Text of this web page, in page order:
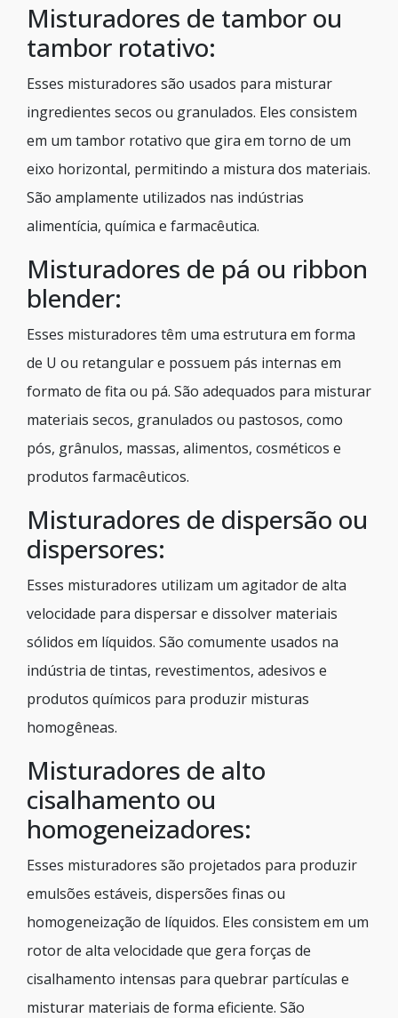
Misturadores de tambor ou
tambor rotativo:
Esses misturadores são usados para misturar
ingredientes secos ou granulados. Eles consistem
em um tambor rotativo que gira em torno de um
eixo horizontal, permitindo a mistura dos materiais.
São amplamente utilizados nas indústrias
alimentícia, química e farmacêutica.
Misturadores de pá ou ribbon
blender:
Esses misturadores têm uma estrutura em forma
de U ou retangular e possuem pás internas em
formato de fita ou pá. São adequados para misturar
materiais secos, granulados ou pastosos, como
pós, grânulos, massas, alimentos, cosméticos e
produtos farmacêuticos.
Misturadores de dispersão ou
dispersores:
Esses misturadores utilizam um agitador de alta
velocidade para dispersar e dissolver materiais
sólidos em líquidos. São comumente usados na
indústria de tintas, revestimentos, adesivos e
produtos químicos para produzir misturas
homogêneas.
Misturadores de alto
cisalhamento ou
homogeneizadores:
Esses misturadores são projetados para produzir
emulsões estáveis, dispersões finas ou
homogeneização de líquidos. Eles consistem em um
rotor de alta velocidade que gera forças de
cisalhamento intensas para quebrar partículas e
misturar materiais de forma eficiente. São